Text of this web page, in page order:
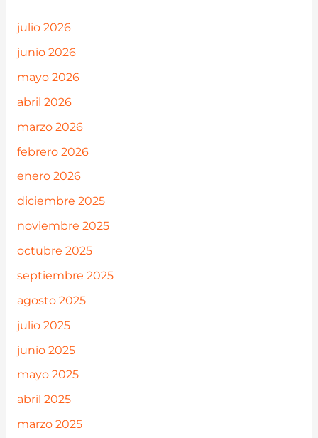
julio 2026
junio 2026
mayo 2026
abril 2026
marzo 2026
febrero 2026
enero 2026
diciembre 2025
noviembre 2025
octubre 2025
septiembre 2025
agosto 2025
julio 2025
junio 2025
mayo 2025
abril 2025
marzo 2025